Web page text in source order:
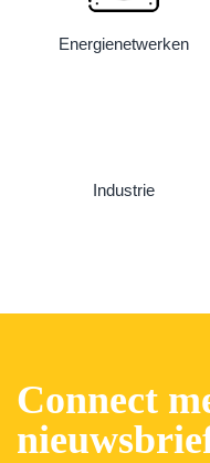
Energienetwerken
Industrie
Connect